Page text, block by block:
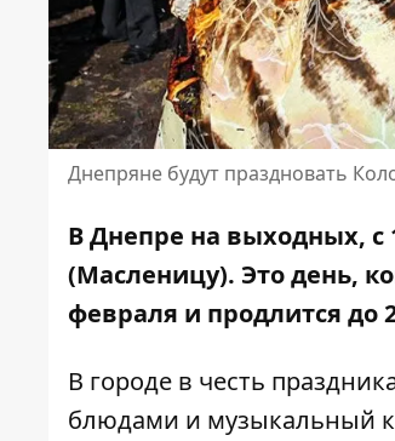
Днепряне будут праздновать
В Днепре на выходных, с
(Масленицу). Это день,
февраля и продлится до
В городе в честь
блюдами и музыкальный